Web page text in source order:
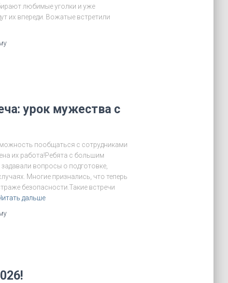
любимые уголки и уже
их впереди. Вожатые встретили
урок мужества с
пообщаться с сотрудниками
их работа!Ребята с большим
вопросы о подготовке,
Многие признались, что теперь
безопасности.Такие встречи
дальше